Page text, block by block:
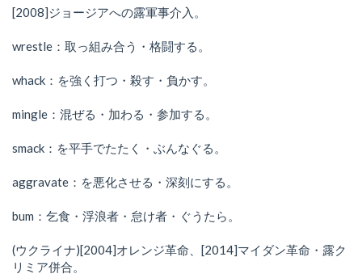
[2008]ジョージアへの露軍事介入。
wrestle：取っ組み合う・格闘する。
whack：を強く打つ・殺す・負かす。
mingle：混ぜる・加わる・参加する。
smack：を平手でたたく・ぶんなぐる。
aggravate：を悪化させる・深刻にする。
bum：乞食・浮浪者・怠け者・ぐうたら。
(ウクライナ)[2004]オレンジ革命、[2014]マイダン革命・露ク
リミア併合。